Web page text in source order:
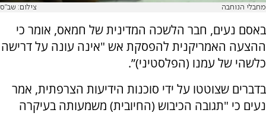
מחבלי הנוחבה צילום: שב"ס
באסם נעים, חבר הלשכה המדינית של חמאס, אומר כי
ההצעה האמריקנית להפסקת אש "אינה עונה על דרישה
כלשהי של עמנו (הפלסטיני)”.
בדברים שצוטטו על ידי סוכנות הידיעות הצרפתית, אמר
נעים כי "תגובה הכיבוש (החיובית) משמעותה בעיקרה